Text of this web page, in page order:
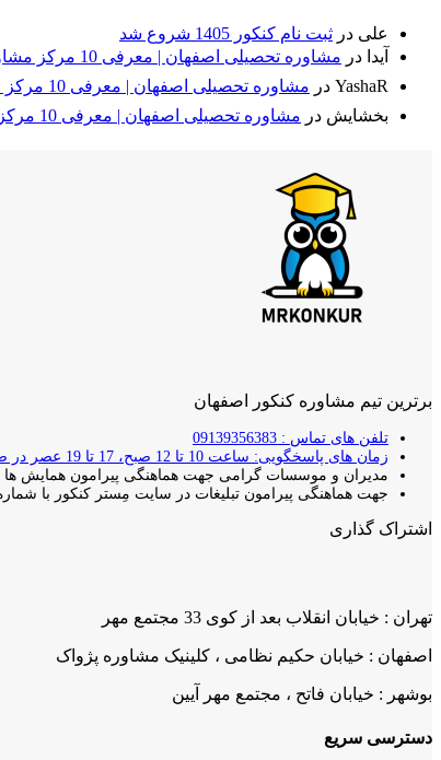
علی در ثبت نام کنکور 1405 شروع شد
آیدا در مشاوره تحصیلی اصفهان | معرفی 10 مرکز مشاوره برتر + مقایسه⭐
YashaR در مشاوره تحصیلی اصفهان | معرفی 10 مرکز مشاوره برتر + مقایسه⭐
بخشایش در مشاوره تحصیلی اصفهان | معرفی 10 مرکز مشاوره برتر + مقایسه⭐
برترین تیم مشاوره کنکور اصفهان
تلفن های تماس : 09139356383
زمان های پاسخگویی: ساعت 10 تا 12 صبح، 17 تا 19 عصر در صورت عدم پاسخ دهی با شما تماس گرفته خواهد شد.
مدیران و موسسات گرامی جهت هماهنگی پیرامون همایش ها
جهت هماهنگی پیرامون تبلیغات در سایت مِستر کنکور با شماره
اشتراک گذاری
تهران : خیابان انقلاب بعد از کوی 33 مجتمع مهر
اصفهان : خیابان حکیم نظامی ، کلینیک مشاوره پژواک
بوشهر : خیابان فاتح ، مجتمع مهر آیین
دسترسی سریع